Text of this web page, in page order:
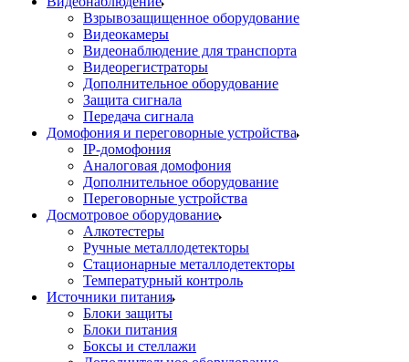
Взрывозащищенное оборудование
Видеокамеры
Видеонаблюдение для транспорта
Видеорегистраторы
Дополнительное оборудование
Защита сигнала
Передача сигнала
Домофония и переговорные устройства
IP-домофония
Аналоговая домофония
Дополнительное оборудование
Переговорные устройства
Досмотровое оборудование
Алкотестеры
Ручные металлодетекторы
Стационарные металлодетекторы
Температурный контроль
Источники питания
Блоки защиты
Блоки питания
Боксы и стеллажи